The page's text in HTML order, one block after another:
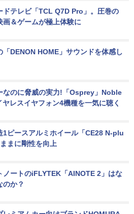
ドテレビ「TCL Q7D Pro」。圧巻の
画＆ゲームが極上体験に
「DENON HOME」サウンドを体感し
なのに脅威の実力!「Osprey」Noble
レスイヤフォン4機種を一気に聴く
1ピースアルミホイール「CE28 N-plu
まに剛性を向上
ノートのiFLYTEK「AINOTE 2」はな
のか？